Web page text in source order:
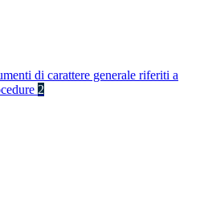
di carattere generale riferiti a
2